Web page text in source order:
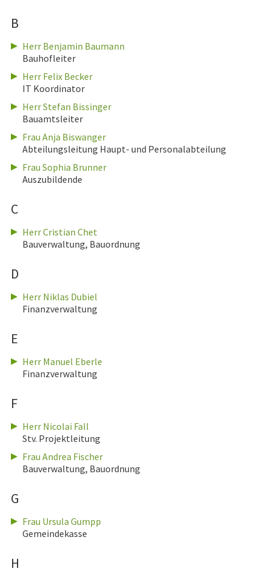
B
Herr Benjamin Baumann
Bauhofleiter
Herr Felix Becker
IT Koordinator
Herr Stefan Bissinger
Bauamtsleiter
Frau Anja Biswanger
Abteilungsleitung Haupt- und Personalabteilung
Frau Sophia Brunner
Auszubildende
C
Herr Cristian Chet
Bauverwaltung, Bauordnung
D
Herr Niklas Dubiel
Finanzverwaltung
E
Herr Manuel Eberle
Finanzverwaltung
F
Herr Nicolai Fall
Stv. Projektleitung
Frau Andrea Fischer
Bauverwaltung, Bauordnung
G
Frau Ursula Gumpp
Gemeindekasse
H